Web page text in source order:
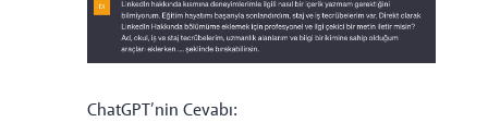
ChatGPT’nin Cevabı: